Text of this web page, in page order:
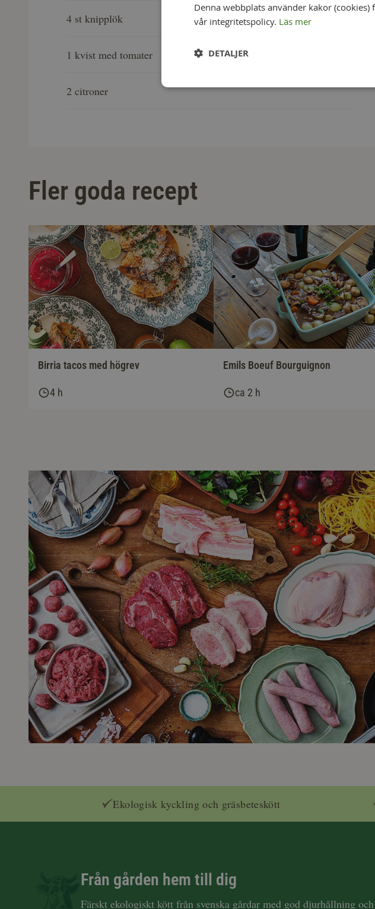
4 st knipplök
1 kvist med tomater
2 citroner
Fler goda recept
Birria tacos med högrev
4 h
Emils Boeuf Bourguignon
ca 2 h
Ekologisk kyckling och gräsbeteskött
Från gården hem till dig
Färskt ekologiskt kött från svenska gårdar med god djurhållning
Denna webbplats använder kakor
vår integritetspolicy. Läs mer
DETALJER